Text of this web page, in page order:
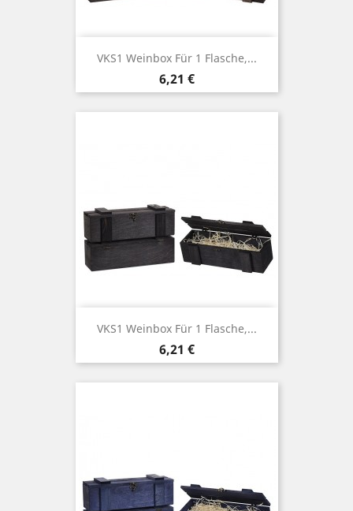
VKS1 Weinbox Für 1 Flasche,...
Price
6,21 €
VKS1 Weinbox Für 1 Flasche,...
Price
6,21 €